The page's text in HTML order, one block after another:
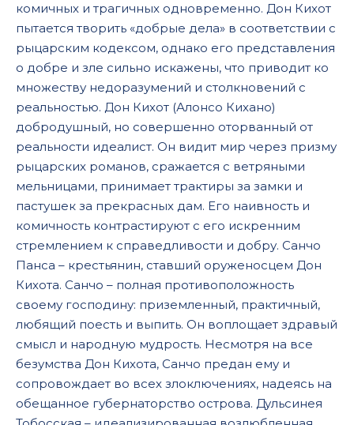
116 - don-kixot - _gl01-38-01
117 - don-kixot - _gl01-38-02
118 - don-kixot - _gl01-39-01
12 - don-kixot - _gl01-04-02
120 - don-kixot - _gl01-39-03
121 - don-kixot - _gl01-40-01
122 - don-kixot - _gl01-40-02
124 - don-kixot - _gl01-40-04
125 - don-kixot - _gl01-41-01
126 - don-kixot - _gl01-41-02
127 - don-kixot - _gl01-41-03
129 - don-kixot - _gl01-41-05
комичных и трагичных одновременно. Дон Кихот
пытается творить «добрые дела» в соответствии с
рыцарским кодексом, однако его представления
о добре и зле сильно искажены, что приводит ко
множеству недоразумений и столкновений с
реальностью. Дон Кихот (Алонсо Кихано)
добродушный, но совершенно оторванный от
реальности идеалист. Он видит мир через призму
рыцарских романов, сражается с ветряными
мельницами, принимает трактиры за замки и
пастушек за прекрасных дам. Его наивность и
комичность контрастируют с его искренним
стремлением к справедливости и добру. Санчо
Панса – крестьянин, ставший оруженосцем Дон
Кихота. Санчо – полная противоположность
своему господину: приземленный, практичный,
любящий поесть и выпить. Он воплощает здравый
смысл и народную мудрость. Несмотря на все
безумства Дон Кихота, Санчо предан ему и
сопровождает во всех злоключениях, надеясь на
обещанное губернаторство острова. Дульсинея